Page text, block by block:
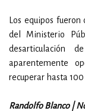
Los equipos
del Ministerio
desarticulación
aparentemente
recuperar hasta
Randolfo Blanco |